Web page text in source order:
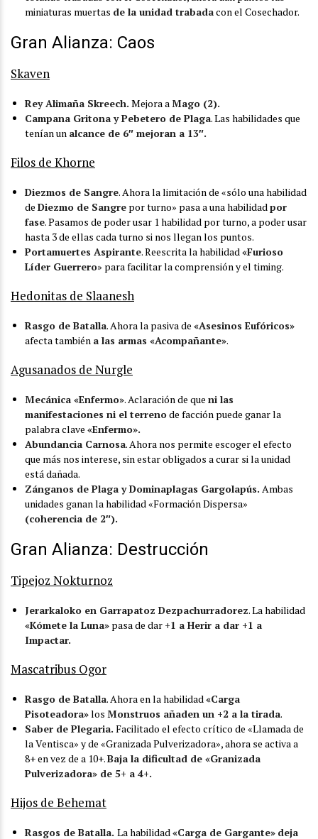
miniaturas muertas de la unidad trabadacon el Cosechador.
Gran Alianza: Caos
Skaven
Rey Alimaña Skreech. Mejora a Mago (2).
Campana Gritona y Pebetero de Plaga. Las habilidades que
tenían un alcance de 6″ mejoran a 13″.
Filos de Khorne
Diezmos de Sangre. Ahora la limitación de «sólo una habilidad
de Diezmo de Sangre por turno» pasa a una habilidad por
fase. Pasamos de poder usar 1 habilidad por turno, a poder usar
hasta 3 de ellas cada turno si nos llegan los puntos.
Portamuertes Aspirante. Reescrita la habilidad «Furioso
Líder Guerrero» para facilitar la comprensión y el timing.
Hedonitas de Slaanesh
Rasgo de Batalla. Ahora la pasiva de «Asesinos Eufóricos»
afecta también a las armas «Acompañante».
Agusanados de Nurgle
Mecánica «Enfermo». Aclaración de que ni las
manifestaciones ni el terrenode facción puede ganar la
palabra clave «Enfermo».
Abundancia Carnosa. Ahora nos permite escoger el efecto
que más nos interese, sin estar obligados a curar si la unidad
está dañada.
Zánganos de Plaga y Dominaplagas Gargolapús. Ambas
unidades ganan la habilidad «Formación Dispersa»
(coherencia de 2″).
Gran Alianza: Destrucción
Tipejoz Nokturnoz
Jerarkaloko en Garrapatoz Dezpachurradorez. La habilidad
«Kómete la Luna» pasa de dar +1 a Herir a dar +1 a
Impactar.
Mascatribus Ogor
Rasgo de Batalla. Ahora en la habilidad «Carga
Pisoteadora»los Monstruos añaden un +2 a la tirada.
Saber de Plegaria. Facilitado el efecto crítico de «Llamada de
la Ventisca» y de «Granizada Pulverizadora», ahora se activa a
8+ en vez de a 10+.Baja la dificultad de «Granizada
Pulverizadora» de 5+ a 4+.
Hijos de Behemat
Rasgos de Batalla. La habilidad «Carga de Gargante» deja